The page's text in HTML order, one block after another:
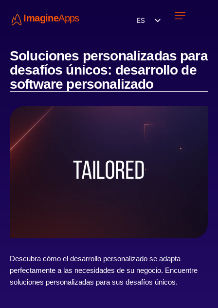
ImagineApps ES
Soluciones personalizadas para
desafíos únicos: desarrollo de
software personalizado
Descubra cómo el desarrollo personalizado se adapta
perfectamente a las necesidades de su negocio. Encuentre
soluciones personalizadas para sus desafíos únicos.